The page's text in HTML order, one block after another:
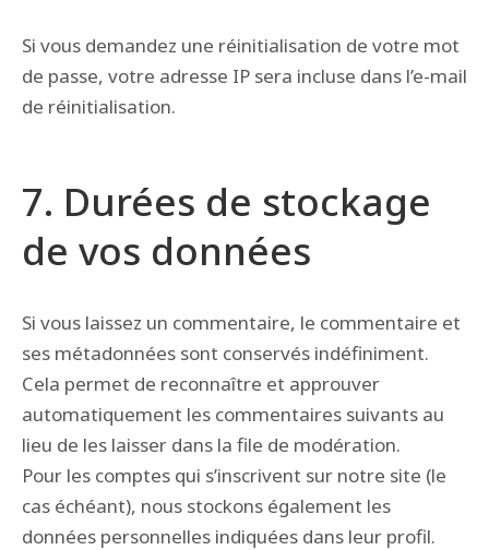
Si vous demandez une réinitialisation de votre mot
de passe, votre adresse IP sera incluse dans l’e-mail
de réinitialisation.
7. Durées de stockage
de vos données
Si vous laissez un commentaire, le commentaire et
ses métadonnées sont conservés indéfiniment.
Cela permet de reconnaître et approuver
automatiquement les commentaires suivants au
lieu de les laisser dans la file de modération.
Pour les comptes qui s’inscrivent sur notre site (le
cas échéant), nous stockons également les
données personnelles indiquées dans leur profil.